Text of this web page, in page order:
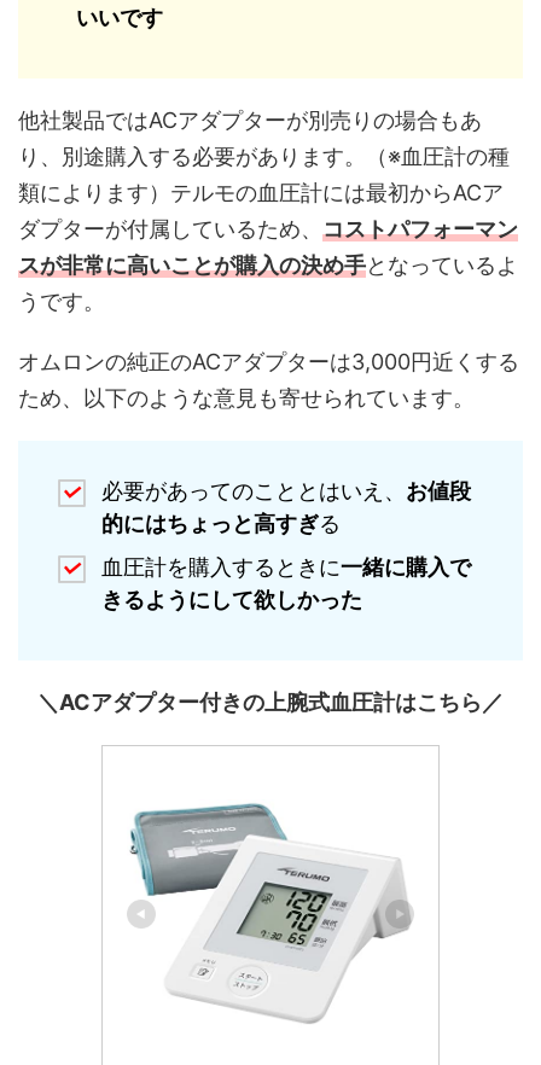
いいです
他社製品ではACアダプターが別売りの場合もあ
り、別途購入する必要があります。（※血圧計の種
類によります）テルモの血圧計には最初からACア
ダプターが付属しているため、 コストパフォーマン
スが非常に高いことが購入の決め手となっているよ
うです。
オムロンの純正のACアダプターは3,000円近くする
ため、以下のような意見も寄せられています。
必要があってのこととはいえ、 お値段
的にはちょっと高すぎる
血圧計を購入するときに一緒に購入で
きるようにして欲しかった
＼ACアダプター付きの上腕式血圧計はこちら／